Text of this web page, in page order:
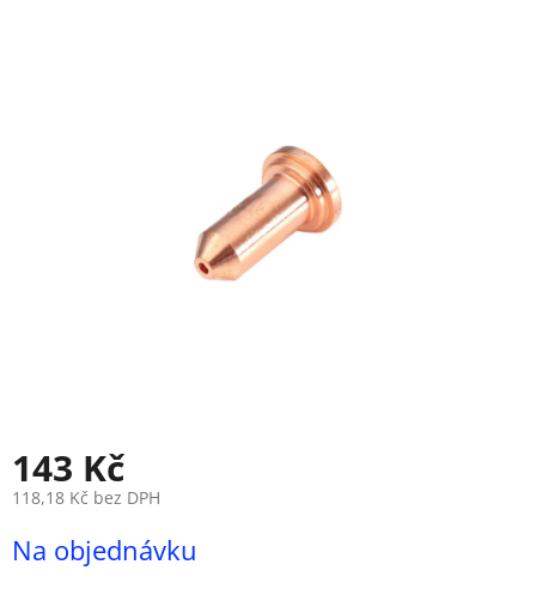
143 Kč
118,18 Kč bez DPH
cena:
Na objednávku